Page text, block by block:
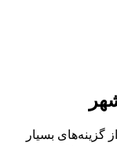
بسیار